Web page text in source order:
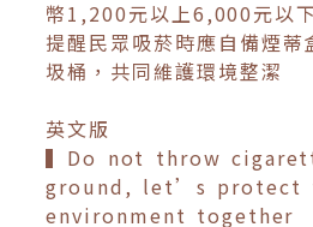
幣1,200元以上6,000元以
提醒民眾吸菸時應自備煙蒂
圾桶，共同維護環境整潔
英文版
▍Do not throw
ground, let’s protect
environment together